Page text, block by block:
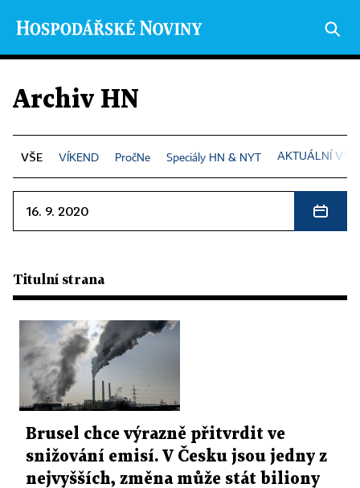
Archiv HN
VÍKEND PročNe Speciály HN & NYT AKTUÁLNÍ
16. 9. 2020
Titulní strana
Brusel chce výrazně přitvrdit ve
snižování emisí. V Česku jsou jedny z
nejvyšších, změna může stát biliony